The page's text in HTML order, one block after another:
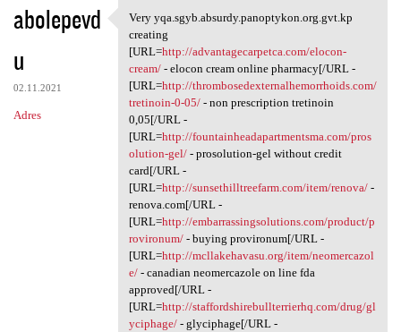
abolepevd
u
02.11.2021
Adres
Very yqa.sgyb.absurdy
Very yqa.sgyb.absurdy.panoptykon.org.gvt.kp
creating
[URL=http://advantagecarpetca.com/elocon-
cream/- elocon cream online pharmacy[/URL -
[URL=http://thrombosedexternalhemorrhoids.com/
tretinoin-0-05/- non prescription tretinoin
0,05[/URL -
[URL=http://fountainheadapartmentsma.com/pros
olution-gel/- prosolution-gel without credit
card[/URL -
[URL=http://sunsethilltreefarm.com/item/renova/-
renova.com[/URL -
[URL=http://embarrassingsolutions.com/product/p
rovironum/- buying provironum[/URL -
[URL=http://mcllakehavasu.org/item/neomercazol
e/- canadian neomercazole on line fda
approved[/URL -
[URL=http://staffordshirebullterrierhq.com/drug/gl
yciphage/- glyciphage[/URL -